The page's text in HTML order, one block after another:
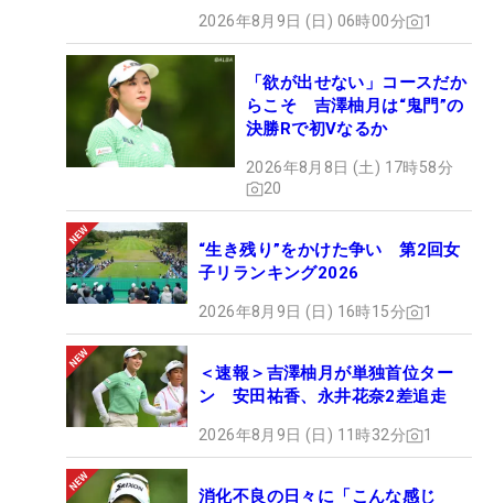
2026年8月9日 (日) 06時00分 1
「欲が出せない」コースだか
らこそ 吉澤柚月は“鬼門”の
決勝Rで初Vなるか
2026年8月8日 (土) 17時58分
20
“生き残り”をかけた争い 第2回女
子リランキング2026
2026年8月9日 (日) 16時15分 1
＜速報＞吉澤柚月が単独首位ター
ン 安田祐香、永井花奈2差追走
2026年8月9日 (日) 11時32分 1
消化不良の日々に「こんな感じ